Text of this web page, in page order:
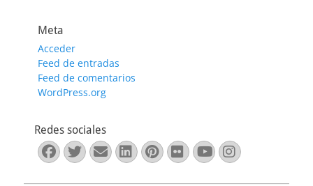
Meta
Acceder
Feed de entradas
Feed de comentarios
WordPress.org
Redes sociales
Facebook
Twitter
Correo
electrónico
LinkedIn
Pinterest
FlickrYouTube